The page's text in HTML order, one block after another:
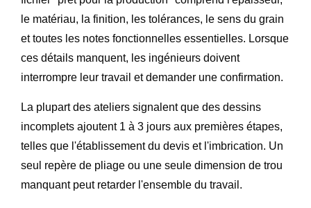
le matériau, la finition, les tolérances, le sens du grain
et toutes les notes fonctionnelles essentielles. Lorsque
ces détails manquent, les ingénieurs doivent
interrompre leur travail et demander une confirmation.
La plupart des ateliers signalent que des dessins
incomplets ajoutent 1 à 3 jours aux premières étapes,
telles que l'établissement du devis et l'imbrication. Un
seul repère de pliage ou une seule dimension de trou
manquant peut retarder l'ensemble du travail.